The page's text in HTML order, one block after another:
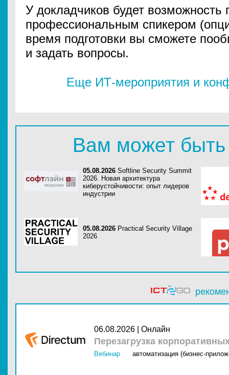
У докладчиков будет возможность
профессиональным спикером
время подготовки вы сможете
и задать вопросы.
Еще ИТ-мероприятия и
Вам может быть
05.08.2026 Softline Security Summit
2026. Новая архитектура
киберустойчивости: опыт лидеров
индустрии
05.08.2026 Practical Security Village
2026
06.08.2026 | Онлайн
Перезагрузка
Вебинар автоматизация (бизнес-